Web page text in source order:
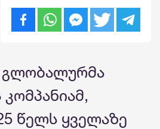
გლობალურმა
წელს ყველაზე